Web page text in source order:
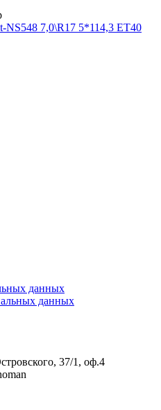
NS548 7,0\R17 5*114,3 ET40
данных
данных
37/1, оф.4